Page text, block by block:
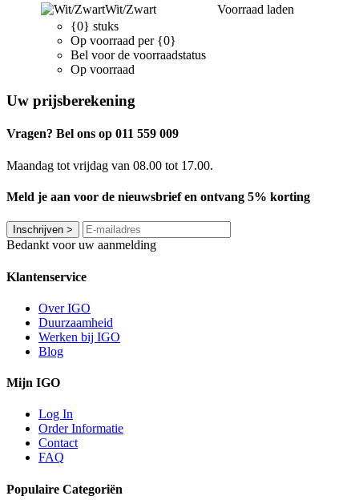
Wit/Zwart
Voorraad laden
{0} stuks
Op voorraad per {0}
Bel voor de voorraadstatus
Op voorraad
Uw prijsberekening
Vragen? Bel ons op 011 559 009
Maandag tot vrijdag van 08.00 tot 17.00.
Meld je aan voor de nieuwsbrief en ontvang 5% korting
Inschrijven >
Bedankt voor uw aanmelding
Klantenservice
Over IGO
Duurzaamheid
Werken bij IGO
Blog
Mijn IGO
Log In
Order Informatie
Contact
FAQ
Populaire Categoriën